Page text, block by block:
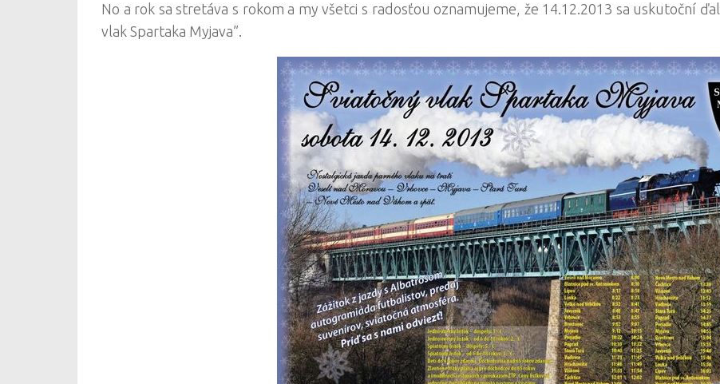
No a rok sa stretáva s rokom a my všetci s radosťou oznamujeme, že 14.12.2013 sa uskutoční
vlak Spartaka Myjava”.